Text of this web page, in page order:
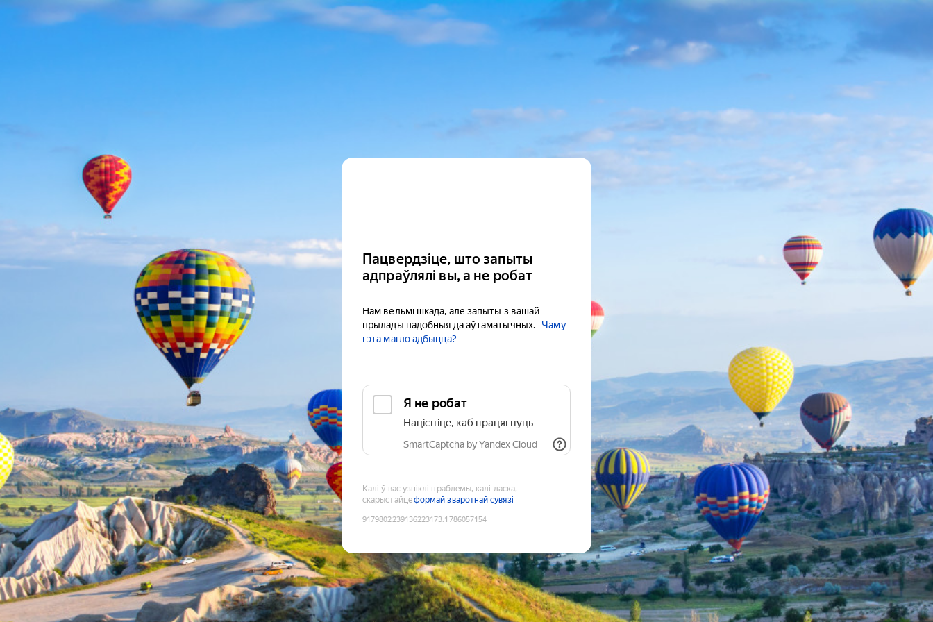
Пацвердзіце, што запыты
адпраўлялі вы, а не робат
Нам вельмі шкада, але запыты з вашай
прылады падобныя да аўтаматычных.
Чаму
гэта магло адбыцца?
Я не робат
Націсніце, каб працягнуць
SmartCaptcha by Yandex Cloud
Калі ў вас узніклі праблемы, калі ласка,
скарыстайцеформай зваротнай сувязі
9179802239136223173:1786057154